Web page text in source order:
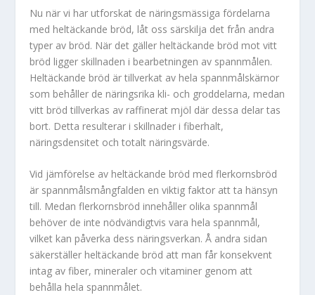
Nu när vi har utforskat de näringsmässiga fördelarna
med heltäckande bröd, låt oss särskilja det från andra
typer av bröd. När det gäller heltäckande bröd mot vitt
bröd ligger skillnaden i bearbetningen av spannmålen.
Heltäckande bröd är tillverkat av hela spannmålskärnor
som behåller de näringsrika kli- och groddelarna, medan
vitt bröd tillverkas av raffinerat mjöl där dessa delar tas
bort. Detta resulterar i skillnader i fiberhalt,
näringsdensitet och totalt näringsvärde.
Vid jämförelse av heltäckande bröd med flerkornsbröd
är spannmålsmångfalden en viktig faktor att ta hänsyn
till. Medan flerkornsbröd innehåller olika spannmål
behöver de inte nödvändigtvis vara hela spannmål,
vilket kan påverka dess näringsverkan. Å andra sidan
säkerställer heltäckande bröd att man får konsekvent
intag av fiber, mineraler och vitaminer genom att
behålla hela spannmålet.